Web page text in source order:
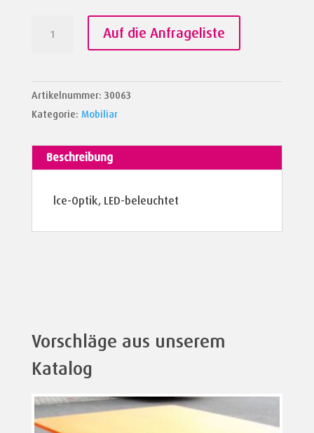
Auf die Anfrageliste
Artikelnummer: 30063
Kategorie: Mobiliar
Beschreibung
lce-Optik, LED-beleuchtet
Vorschläge aus unserem
Katalog